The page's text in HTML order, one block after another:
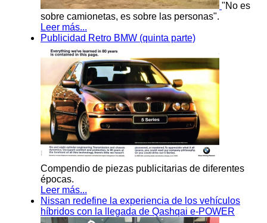
"No es
sobre camionetas, es sobre las personas".
Leer más...
Publicidad Retro BMW (quinta parte)
Compendio de piezas publicitarias de diferentes
épocas.
Leer más...
Nissan redefine la experiencia de los vehículos
híbridos con la llegada de Qashqai e-POWER